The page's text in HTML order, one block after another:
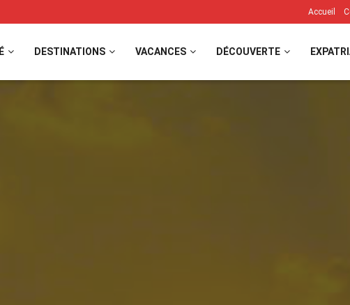
Accueil
DESTINATIONS VACANCES DÉCOUVERTE